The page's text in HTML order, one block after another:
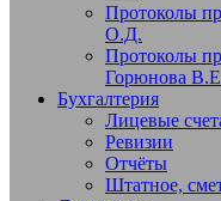
Протоколы
О.Д.
Протоколы
Горюнова
Бухгалтерия
Лицевые
Ревизии
Отчёты
Штатное,